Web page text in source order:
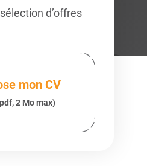
d’offres
mon CV
2 Mo max)